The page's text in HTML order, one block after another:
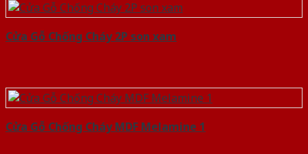
Cửa Gỗ Chống Cháy 2P son xam
Cửa Gỗ Chống Cháy MDF Melamine 1